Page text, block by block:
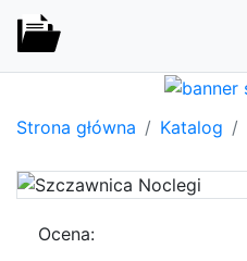
Strona główna Katalog
Ocena: